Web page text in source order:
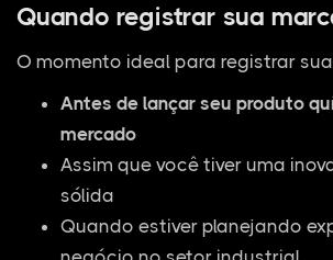
Quando registrar sua
O momento ideal para registrar
Antes de lançar seu produto
mercado
Assim que você tiver uma
sólida
Quando estiver planejando